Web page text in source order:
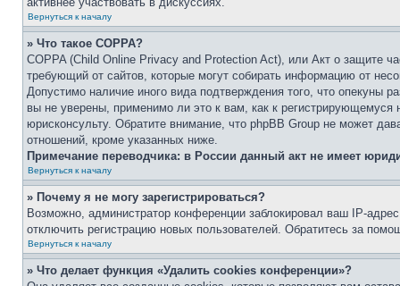
Вернуться к началу
» Что такое COPPA?
COPPA (Child Online Privacy and Protection Act), или Акт о защите
требующий от сайтов, которые могут собирать информацию от
Допустимо наличие иного вида подтверждения того, что
вы не уверены, применимо ли это к вам, как к
юрисконсульту. Обратите внимание, что phpBB Group не может
отношений, кроме указанных ниже.
Примечание переводчика: в России данный акт не имеет
Вернуться к началу
» Почему я не могу зарегистрироваться?
Возможно, администратор конференции заблокировал ваш IP-
отключить регистрацию новых пользователей. Обратитесь за
Вернуться к началу
» Что делает функция «Удалить cookies конференции»?